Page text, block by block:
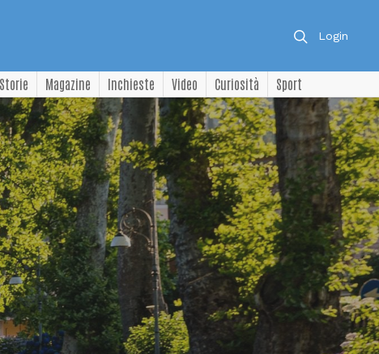
Login
Storie Magazine Inchieste Video Curiosità
Sport